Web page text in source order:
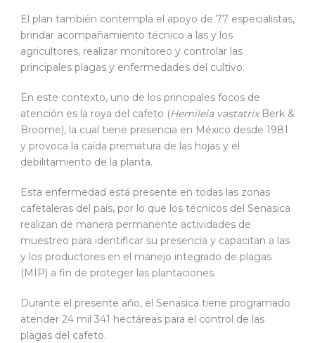
El plan también contempla el apoyo de 77 especialistas,
brindar acompañamiento técnico a las y los
agricultores, realizar monitoreo y controlar las
principales plagas y enfermedades del cultivo.
En este contexto, uno de los principales focos de
atención es la roya del cafeto (Hemileia vastatrix Berk &
Broome), la cual tiene presencia en México desde 1981
y provoca la caída prematura de las hojas y el
debilitamiento de la planta.
Esta enfermedad está presente en todas las zonas
cafetaleras del país, por lo que los técnicos del Senasica
realizan de manera permanente actividades de
muestreo para identificar su presencia y capacitan a las
y los productores en el manejo integrado de plagas
(MIP) a fin de proteger las plantaciones.
Durante el presente año, el Senasica tiene programado
atender 24 mil 341 hectáreas para el control de las
plagas del cafeto.